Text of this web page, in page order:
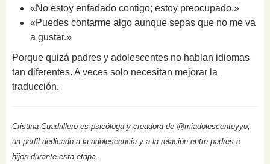
«No estoy enfadado contigo; estoy preocupado.»
«Puedes contarme algo aunque sepas que no me va
a gustar.»
Porque quizá padres y adolescentes no hablan idiomas
tan diferentes. A veces solo necesitan mejorar la
traducción.
Cristina Cuadrillero es psicóloga y creadora de @miadolescenteyyo,
un perfil dedicado a la adolescencia y a la relación entre padres e
hijos durante esta etapa.